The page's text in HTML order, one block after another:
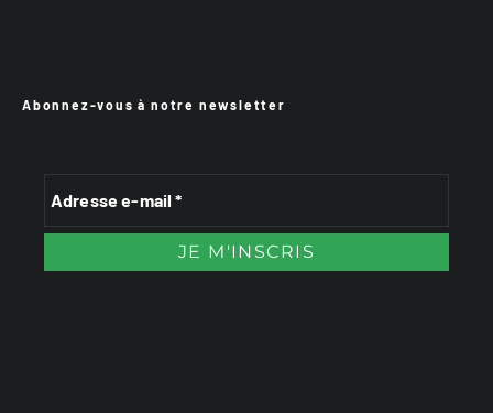
Abonnez-vous à notre newsletter